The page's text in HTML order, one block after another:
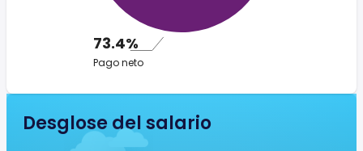
73.4%
Pago neto
Desglose del salario